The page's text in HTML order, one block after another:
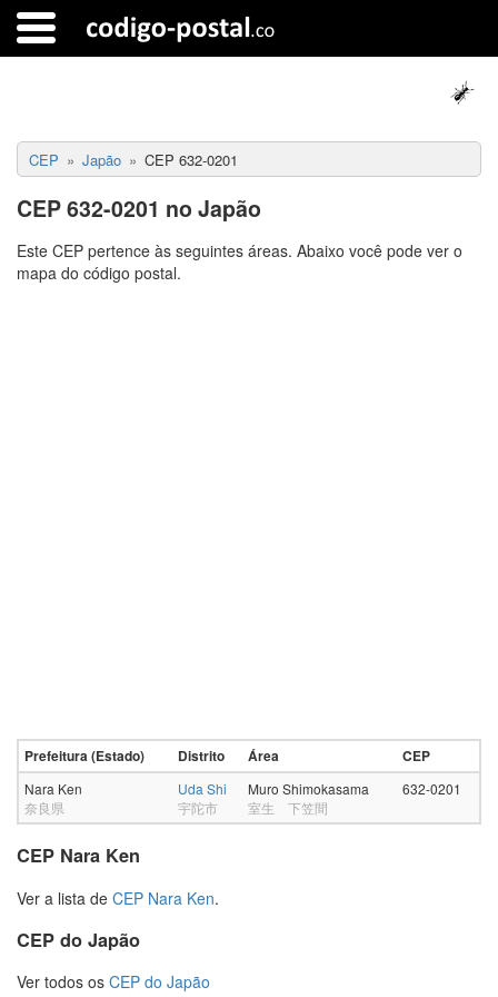
CEP Japão CEP 632-0201
CEP 632-0201 no Japão
Este CEP pertence às seguintes áreas. Abaixo você pode ver o
mapa do código postal.
Prefeitura (Estado) Distrito Área CEP
Nara Ken
奈良県
Uda Shi
宇陀市
Muro Shimokasama
室生 下笠間
632-0201
CEP Nara Ken
Ver a lista de CEP Nara Ken.
CEP do Japão
Ver todos os CEP do Japão